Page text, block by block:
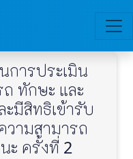
การประเมิน
ทักษะ และ
มีสิทธิเข้ารับ
วามสามารถ
ะ ครั้งที่ 2